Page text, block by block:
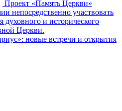
Проект «Память Церкви»
непосредственно участвовать
и исторического
Церкви.
новые встречи и открытия